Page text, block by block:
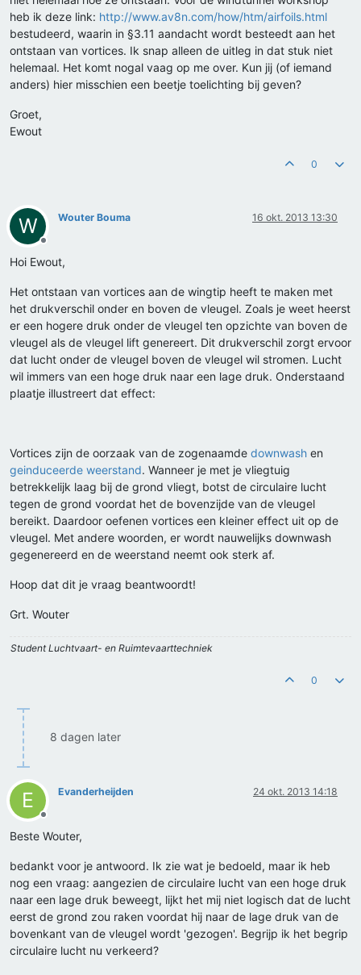
heb ik deze link: http://www.av8n.com/how/htm/airfoils.html
bestudeerd, waarin in §3.11 aandacht wordt besteedt aan het
ontstaan van vortices. Ik snap alleen de uitleg in dat stuk niet
helemaal. Het komt nogal vaag op me over. Kun jij (of iemand
anders) hier misschien een beetje toelichting bij geven?
Groet,
Ewout
0
W
Offline
Wouter Bouma 16 okt. 2013 13:30
Hoi Ewout,
Het ontstaan van vortices aan de wingtip heeft te maken met
het drukverschil onder en boven de vleugel. Zoals je weet heerst
er een hogere druk onder de vleugel ten opzichte van boven de
vleugel als de vleugel lift genereert. Dit drukverschil zorgt ervoor
dat lucht onder de vleugel boven de vleugel wil stromen. Lucht
wil immers van een hoge druk naar een lage druk. Onderstaand
plaatje illustreert dat effect:
Vortices zijn de oorzaak van de zogenaamde downwash en
geinduceerde weerstand. Wanneer je met je vliegtuig
betrekkelijk laag bij de grond vliegt, botst de circulaire lucht
tegen de grond voordat het de bovenzijde van de vleugel
bereikt. Daardoor oefenen vortices een kleiner effect uit op de
vleugel. Met andere woorden, er wordt nauwelijks downwash
gegenereerd en de weerstand neemt ook sterk af.
Hoop dat dit je vraag beantwoordt!
Grt. Wouter
Student Luchtvaart- en Ruimtevaarttechniek
0
8 dagen later
E
Offline
Evanderheijden 24 okt. 2013 14:18
Beste Wouter,
bedankt voor je antwoord. Ik zie wat je bedoeld, maar ik heb
nog een vraag: aangezien de circulaire lucht van een hoge druk
naar een lage druk beweegt, lijkt het mij niet logisch dat de lucht
eerst de grond zou raken voordat hij naar de lage druk van de
bovenkant van de vleugel wordt 'gezogen'. Begrijp ik het begrip
circulaire lucht nu verkeerd?